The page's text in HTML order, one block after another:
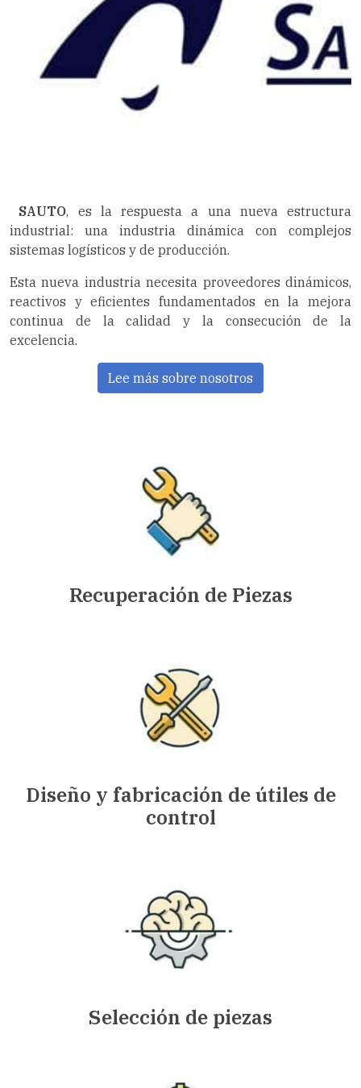
SAUTO, es la respuesta a una nueva estructura
industrial: una industria dinámica con complejos
sistemas logísticos y de producción.
Esta nueva industria necesita proveedores dinámicos,
reactivos y eficientes fundamentados en la mejora
continua de la calidad y la consecución de la
excelencia.
Lee más sobre nosotros
Recuperación de Piezas
Diseño y fabricación de útiles de
control
Selección de piezas